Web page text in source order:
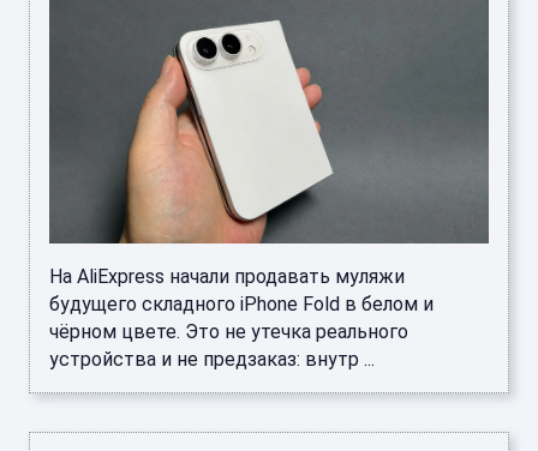
На AliExpress начали продавать муляжи
будущего складного iPhone Fold в белом и
чёрном цвете. Это не утечка реального
устройства и не предзаказ: внутр ...